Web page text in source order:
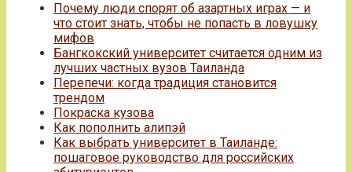
Почему люди спорят об азартных играх — и
что стоит знать, чтобы не попасть в ловушку
мифов
Бангкокский университет считается одним из
лучших частных вузов Таиланда
Перепечи: когда традиция становится
трендом
Покраска кузова
Как пополнить алипэй
Как выбрать университет в Таиланде:
пошаговое руководство для российских